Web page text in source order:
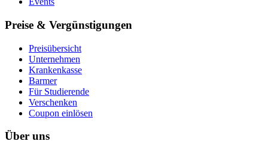
Preise & Vergünstigungen
Preisübersicht
Unternehmen
Krankenkasse
Barmer
Für Studierende
Ver­schen­ken
Coupon einlösen
Über uns